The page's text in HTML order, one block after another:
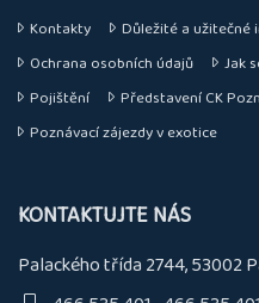
Kontakty
Důležité a užitečné
Ochrana osobních údajů
Jak
Pojištění
Představení CK
Poznávací zájezdy v exotice
KONTAKTUJTE NÁS
Palackého třída 2744, 53002